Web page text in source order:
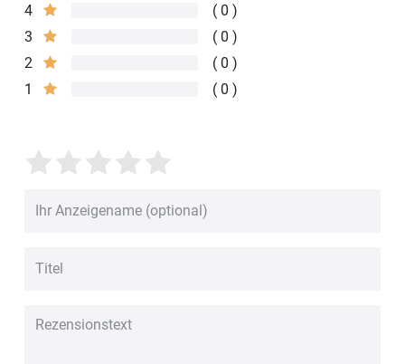
4
0
3
0
2
0
1
0